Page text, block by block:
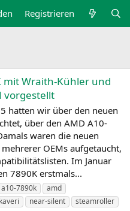
Registrieren
mit Wraith-Kühler und
vorgestellt
hatten wir über den neuen
über den AMD A10-
waren die neuen
OEMs aufgetaucht,
Im Januar
7890K erstmals...
a10-7890k
amd
kaveri near-silent
steamroller